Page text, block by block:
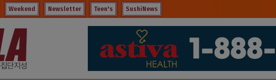
Weekend Newsletter Teen's SushiNews